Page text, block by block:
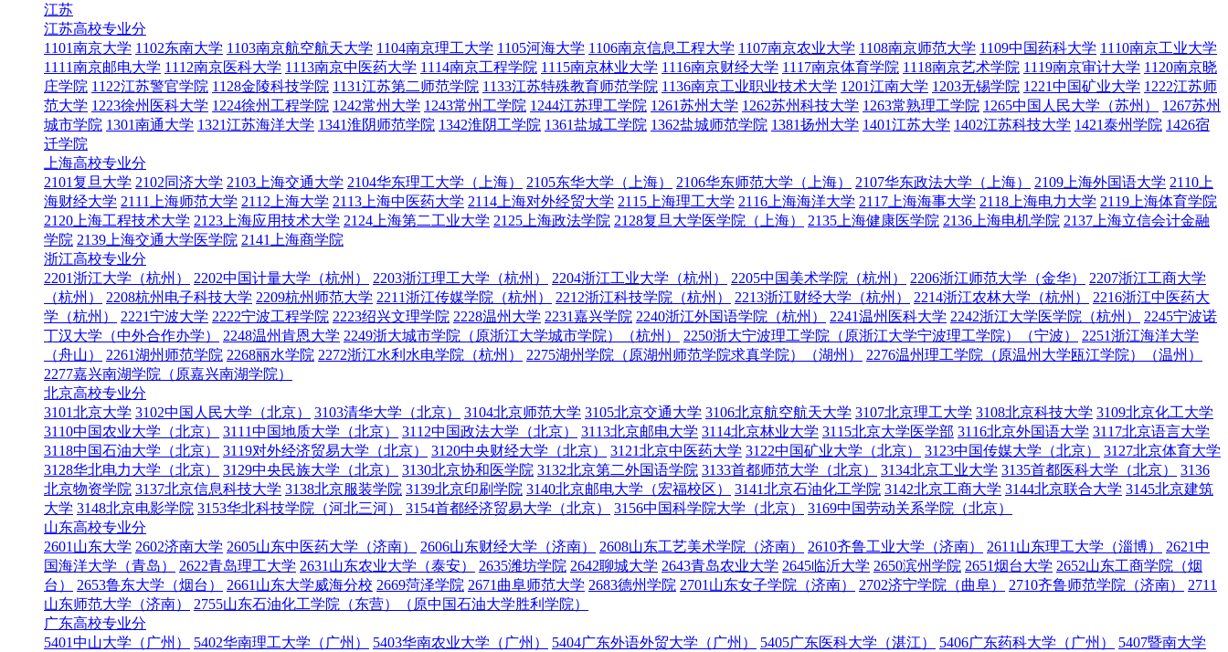
江苏
江苏高校专业分
1101南京大学 1102东南大学 1103南京航空航天大学 1104南京理工大学 1105河海大学 1106南京信息工程大学 1107南京农业大学 1108南京师范大学 1109中国药科大学 1110南京工业大学
1111南京邮电大学 1112南京医科大学 1113南京中医药大学 1114南京工程学院 1115南京林业大学 1116南京财经大学 1117南京体育学院 1118南京艺术学院 1119南京审计大学 1120南京晓
庄学院 1122江苏警官学院 1128金陵科技学院 1131江苏第二师范学院 1133江苏特殊教育师范学院 1136南京工业职业技术大学 1201江南大学 1203无锡学院 1221中国矿业大学 1222江苏师
范大学 1223徐州医科大学 1224徐州工程学院 1242常州大学 1243常州工学院 1244江苏理工学院 1261苏州大学 1262苏州科技大学 1263常熟理工学院 1265中国人民大学（苏州）
1267苏州
城市学院 1301南通大学 1321江苏海洋大学 1341淮阴师范学院 1342淮阴工学院 1361盐城工学院 1362盐城师范学院 1381扬州大学 1401江苏大学 1402江苏科技大学 1421泰州学院 1426宿
迁学院
上海高校专业分
2101复旦大学 2102同济大学 2103上海交通大学 2104华东理工大学（上海） 2105东华大学（上海） 2106华东师范大学（上海） 2107华东政法大学（上海） 2109上海外国语大学 2110上
海财经大学 2111上海师范大学 2112上海大学 2113上海中医药大学 2114上海对外经贸大学 2115上海理工大学 2116上海海洋大学 2117上海海事大学 2118上海电力大学 2119上海体育学院
2120上海工程技术大学 2123上海应用技术大学 2124上海第二工业大学 2125上海政法学院 2128复旦大学医学院（上海） 2135上海健康医学院 2136上海电机学院 2137上海立信会计金融
学院 2139上海交通大学医学院 2141上海商学院
浙江高校专业分
2201浙江大学（杭州）
2202中国计量大学（杭州） 2203浙江理工大学（杭州） 2204浙江工业大学（杭州） 2205中国美术学院（杭州） 2206浙江师范大学（金华）
2207浙江工商大学
（杭州）
2208杭州电子科技大学 2209杭州师范大学 2211浙江传媒学院（杭州） 2212浙江科技学院（杭州） 2213浙江财经大学（杭州） 2214浙江农林大学（杭州）
2216浙江中医药大
学（杭州）
2221宁波大学 2222宁波工程学院 2223绍兴文理学院 2228温州大学 2231嘉兴学院 2240浙江外国语学院（杭州） 2241温州医科大学 2242浙江大学医学院（杭州）
2245宁波诺
丁汉大学（中外合作办学）
2248温州肯恩大学 2249浙大城市学院（原浙江大学城市学院）（杭州） 2250浙大宁波理工学院（原浙江大学宁波理工学院）（宁波）
2251浙江海洋大学
（舟山）
2261湖州师范学院 2268丽水学院 2272浙江水利水电学院（杭州） 2275湖州学院（原湖州师范学院求真学院）（湖州）
2276温州理工学院（原温州大学瓯江学院）（温州）
2277嘉兴南湖学院（原嘉兴南湖学院）
北京高校专业分
3101北京大学 3102中国人民大学（北京） 3103清华大学（北京） 3104北京师范大学 3105北京交通大学 3106北京航空航天大学 3107北京理工大学 3108北京科技大学 3109北京化工大学
3110中国农业大学（北京）
3111中国地质大学（北京） 3112中国政法大学（北京） 3113北京邮电大学 3114北京林业大学 3115北京大学医学部 3116北京外国语大学 3117北京语言大学
3118中国石油大学（北京）
3119对外经济贸易大学（北京） 3120中央财经大学（北京） 3121北京中医药大学 3122中国矿业大学（北京） 3123中国传媒大学（北京）
3127北京体育大学
3128华北电力大学（北京）
3129中央民族大学（北京） 3130北京协和医学院 3132北京第二外国语学院 3133首都师范大学（北京） 3134北京工业大学 3135首都医科大学（北京）
3136
北京物资学院 3137北京信息科技大学 3138北京服装学院 3139北京印刷学院 3140北京邮电大学（宏福校区） 3141北京石油化工学院 3142北京工商大学 3144北京联合大学 3145北京建筑
大学 3148北京电影学院 3153华北科技学院（河北三河） 3154首都经济贸易大学（北京） 3156中国科学院大学（北京）
3169中国劳动关系学院（北京）
山东高校专业分
2601山东大学 2602济南大学 2605山东中医药大学（济南） 2606山东财经大学（济南） 2608山东工艺美术学院（济南） 2610齐鲁工业大学（济南） 2611山东理工大学（淄博）
2621中
国海洋大学（青岛）
2622青岛理工大学 2631山东农业大学（泰安） 2635潍坊学院 2642聊城大学 2643青岛农业大学 2645临沂大学 2650滨州学院 2651烟台大学 2652山东工商学院（烟
台）
2653鲁东大学（烟台） 2661山东大学威海分校 2669菏泽学院 2671曲阜师范大学 2683德州学院 2701山东女子学院（济南） 2702济宁学院（曲阜） 2710齐鲁师范学院（济南）
2711
山东师范大学（济南）
2755山东石油化工学院（东营）（原中国石油大学胜利学院）
广东高校专业分
5401中山大学（广州）
5402华南理工大学（广州） 5403华南农业大学（广州） 5404广东外语外贸大学（广州） 5405广东医科大学（湛江） 5406广东药科大学（广州） 5407暨南大学